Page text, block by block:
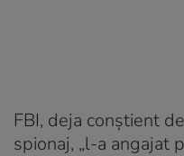
FBI, deja conștient
spionaj, „l-a angajat